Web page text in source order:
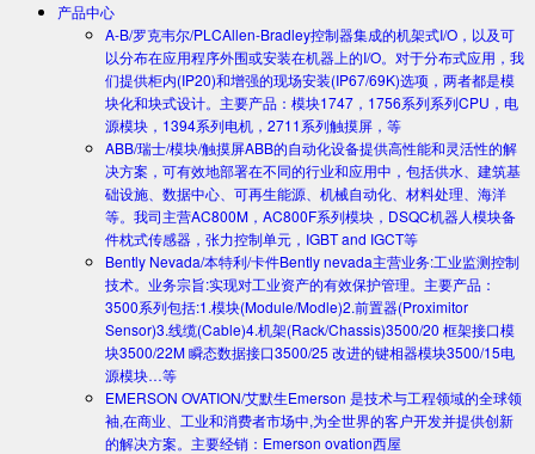
产品中心
A-B/罗克韦尔/PLCAllen-Bradley控制器集成的机架式I/O，以及可
以分布在应用程序外围或安装在机器上的I/O。对于分布式应用，我
们提供柜内(IP20)和增强的现场安装(IP67/69K)选项，两者都是模
块化和块式设计。主要产品：模块1747，1756系列系列CPU，电
源模块，1394系列电机，2711系列触摸屏，等
ABB/瑞士/模块/触摸屏ABB的自动化设备提供高性能和灵活性的解
决方案，可有效地部署在不同的行业和应用中，包括供水、建筑基
础设施、数据中心、可再生能源、机械自动化、材料处理、海洋
等。我司主营AC800M，AC800F系列模块，DSQC机器人模块备
件枕式传感器，张力控制单元，IGBT and IGCT等
Bently Nevada/本特利/卡件Bently nevada主营业务:工业监测控制
技术。业务宗旨:实现对工业资产的有效保护管理。主要产品：
3500系列包括:1.模块(Module/Modle)2.前置器(Proximitor
Sensor)3.线缆(Cable)4.机架(Rack/Chassis)3500/20 框架接口模
块3500/22M 瞬态数据接口3500/25 改进的键相器模块3500/15电
源模块…等
EMERSON OVATION/艾默生Emerson 是技术与工程领域的全球领
袖,在商业、工业和消费者市场中,为全世界的客户开发并提供创新
的解决方案。主要经销：Emerson ovation西屋